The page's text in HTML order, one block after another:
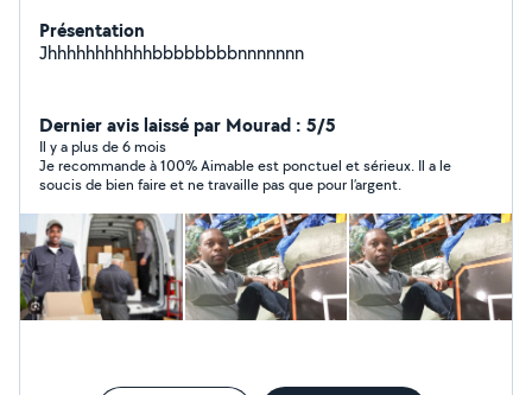
Présentation
Jhhhhhhhhhhhbbbbbbbbnnnnnnn
Dernier avis laissé par Mourad : 5/5
Il y a plus de 6 mois
Je recommande à 100% Aimable est ponctuel et sérieux. Il a le
soucis de bien faire et ne travaille pas que pour l’argent.